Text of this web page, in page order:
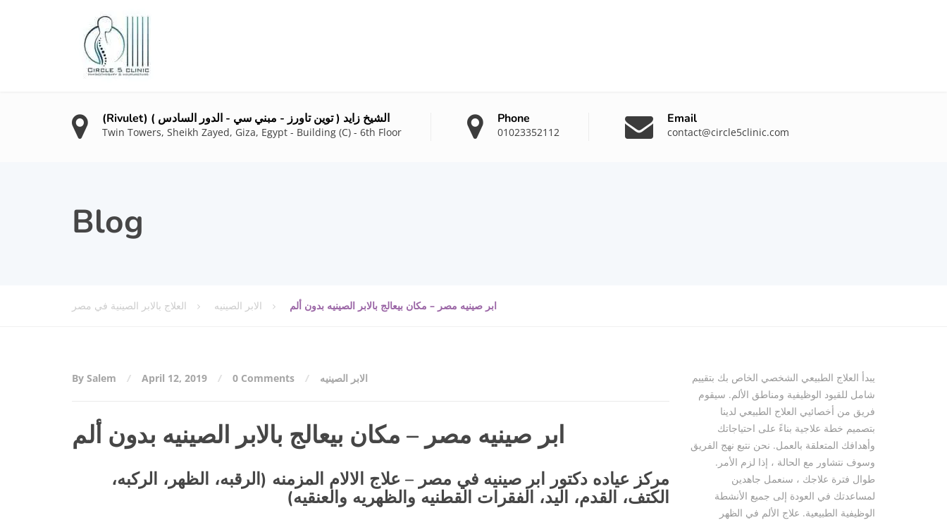
(Rivulet) الشيخ زايد ( توين تاورز - مبني سي - الدور السادس )
Twin Towers, Sheikh Zayed, Giza, Egypt - Building (C) - 6th Floor
Phone
01023352112
Email
contact@circle5clinic.com
Blog
العلاج بالابر الصينية في مصر الابر الصينيه ابر صينيه مصر – مكان بيعالج بالابر الصينيه بدون ألم
By Salem April 12, 2019 0 Comments الابر الصينيه
ابر صينيه مصر – مكان بيعالج بالابر الصينيه بدون ألم
مركز عياده دكتور ابر صينيه في مصر – علاج الالام المزمنه (الرقبه، الظهر، الركبه،
الكتف، القدم، اليد، الفقرات القطنيه والظهريه والعنقيه)
يبدأ العلاج الطبيعي الشخصي الخاص بك بتقييم
شامل للقيود الوظيفية ومناطق الألم. سيقوم
فريق من أخصائيي العلاج الطبيعي لدينا
بتصميم خطة علاجية بناءً على احتياجاتك
وأهدافك المتعلقة بالعمل. نحن نتبع نهج الفريق
وسوف نتشاور مع الحالة ، إذا لزم الأمر.
طوال فترة علاجك ، سنعمل جاهدين
لمساعدتك في العودة إلى جميع الأنشطة
الوظيفية الطبيعية. علاج الألم في الظهر